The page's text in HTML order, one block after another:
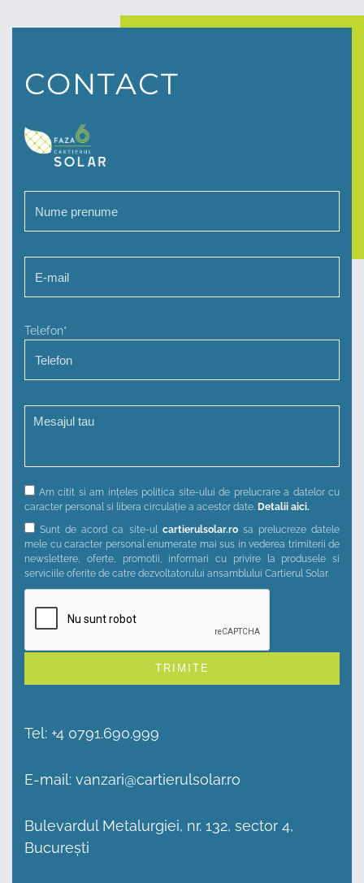
CONTACT
Telefon*
Am citit si am ințeles politica site-ului de prelucrare a datelor cu
caracter personal si libera circulație a acestor date. Detalii aici.
Sunt de acord ca site-ul cartierulsolar.rosa prelucreze datele
mele cu caracter personal enumerate mai sus in vederea trimiterii de
newslettere, oferte, promotii, informari cu privire la produsele si
serviciile oferite de catre dezvoltatorului ansamblului Cartierul Solar.
Tel: +4 0791.690.999
E-mail: vanzari@cartierulsolar.ro
Bulevardul Metalurgiei, nr. 132, sector 4,
București